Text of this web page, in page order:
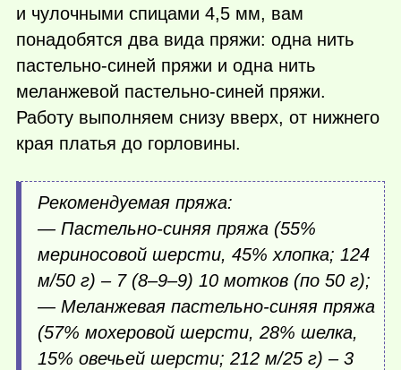
и чулочными спицами 4,5 мм, вам
понадобятся два вида пряжи: одна нить
пастельно-синей пряжи и одна нить
меланжевой пастельно-синей пряжи.
Работу выполняем снизу вверх, от нижнего
края платья до горловины.
Рекомендуемая пряжа:
— Пастельно-синяя пряжа (55%
мериносовой шерсти, 45% хлопка; 124
м/50 г) – 7 (8–9–9) 10 мотков (по 50 г);
— Меланжевая пастельно-синяя пряжа
(57% мохеровой шерсти, 28% шелка,
15% овечьей шерсти; 212 м/25 г) – 3